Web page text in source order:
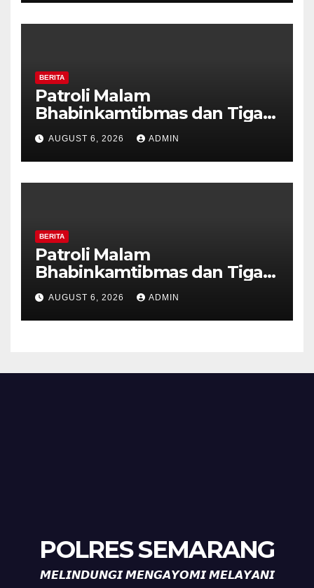
BERITA
Patroli Malam
Bhabinkamtibmas dan Tiga
Pilar Kelurahan Ungaran
Perkuat Kamtibmas, Warga
Diajak Aktifkan Ronda
AUGUST 6, 2026 ADMIN
BERITA
Patroli Malam
Bhabinkamtibmas dan Tiga
Pilar Kelurahan Ungaran
Perkuat Kamtibmas, Warga
Diajak Aktifkan Ronda
AUGUST 6, 2026 ADMIN
POLRES SEMARANG
𝙈𝙀𝙇𝙄𝙉𝘿𝙐𝙉𝙂𝙄 𝙈𝙀𝙉𝙂𝘼𝙔𝙊𝙈𝙄 𝙈𝙀𝙇𝘼𝙔𝘼𝙉𝙄